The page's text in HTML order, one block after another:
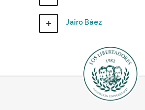
Jairo Báez